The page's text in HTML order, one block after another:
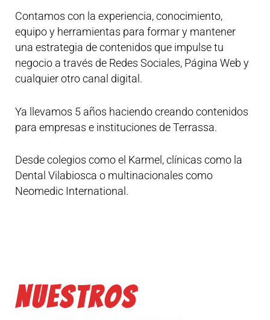
Contamos con la experiencia, conocimiento,
equipo y herramientas para formar y mantener
una estrategia de contenidos que impulse tu
negocio a través de Redes Sociales, Página Web y
cualquier otro canal digital.
Ya llevamos 5 años haciendo creando contenidos
para empresas e instituciones de Terrassa.
Desde colegios como el Karmel, clínicas como la
Dental Vilabiosca o multinacionales como
Neomedic International.
Nuestros